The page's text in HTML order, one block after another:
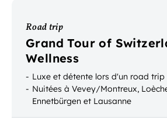
Road trip
Grand Tour of
Wellness
Luxe et détente lors d'un road trip
Nuitées à Vevey/Montreux,
Ennetbürgen et Lausanne